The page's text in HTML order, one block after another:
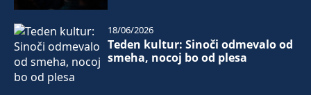
Teden kultur: Sinoči odmevalo od
smeha, nocoj bo od plesa
18/06/2026